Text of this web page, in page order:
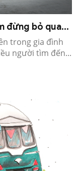
đừng bỏ qua...
trong gia đình
người tìm đến...